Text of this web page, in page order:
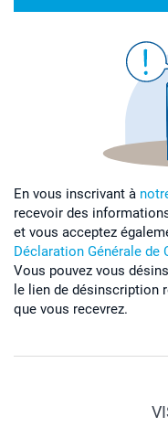
En vous inscrivant à
recevoir des
et vous acceptez
Déclaration Générale de
Vous pouvez vous
le lien de désinscription
que vous recevrez.